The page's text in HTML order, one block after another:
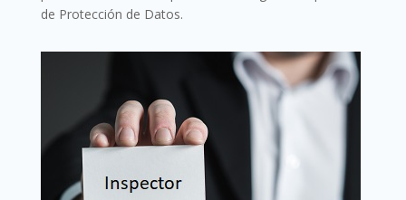
de Protección de Datos.